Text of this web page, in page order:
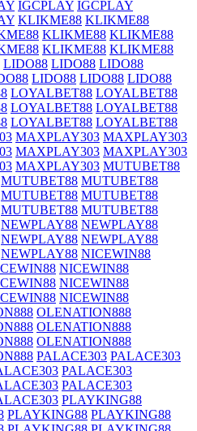
IGCPLAY IGCPLAY
KLIKME88 KLIKME88
KLIKME88 KLIKME88
KLIKME88 KLIKME88
LIDO88 LIDO88 LIDO88
LIDO88 LIDO88 LIDO88
LOYALBET88 LOYALBET88
LOYALBET88 LOYALBET88
LOYALBET88 LOYALBET88
MAXPLAY303 MAXPLAY303
MAXPLAY303 MAXPLAY303
MAXPLAY303 MUTUBET88
MUTUBET88 MUTUBET88
MUTUBET88 MUTUBET88
MUTUBET88 MUTUBET88
NEWPLAY88 NEWPLAY88
NEWPLAY88 NEWPLAY88
NEWPLAY88 NICEWIN88
NICEWIN88
NICEWIN88
NICEWIN88
OLENATION888
OLENATION888
OLENATION888
PALACE303 PALACE303
PALACE303
PALACE303
PLAYKING88
PLAYKING88 PLAYKING88